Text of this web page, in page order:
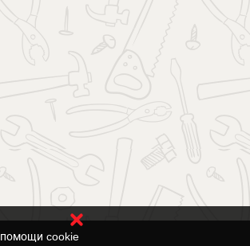
помощи cookie